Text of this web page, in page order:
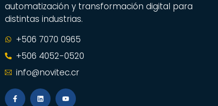
automatización y transformación digital para
distintas industrias.
+506 7070 0965
+506 4052-0520
info@novitec.cr